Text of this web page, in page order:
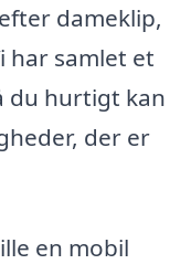
dameklip,
har samlet et
du hurtigt kan
der er
en mobil